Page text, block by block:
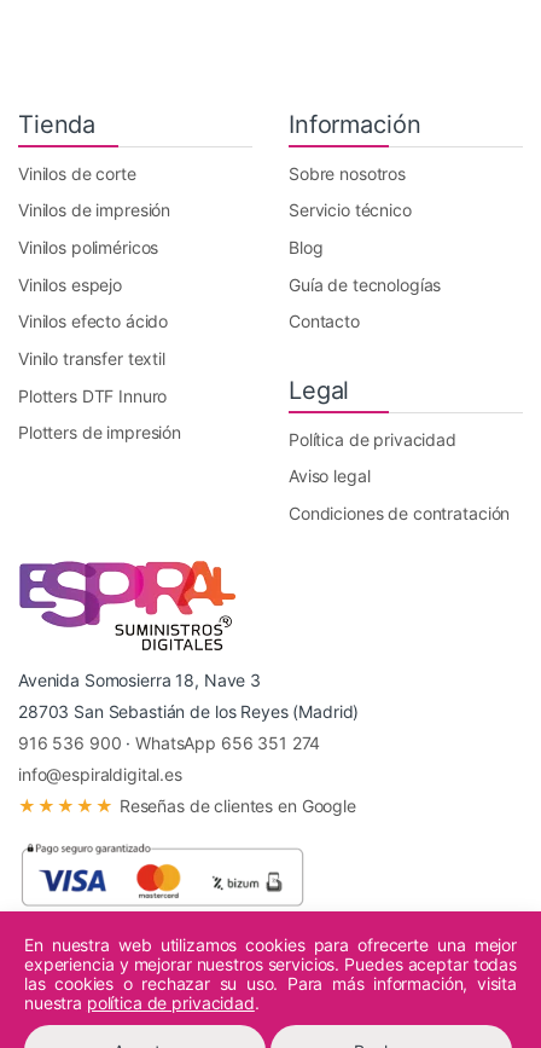
Tienda
Vinilos de corte
Vinilos de impresión
Vinilos poliméricos
Vinilos espejo
Vinilos efecto ácido
Vinilo transfer textil
Plotters DTF Innuro
Plotters de impresión
Información
Sobre nosotros
Servicio técnico
Blog
Guía de tecnologías
Contacto
Legal
Política de privacidad
Aviso legal
Condiciones de contratación
Avenida Somosierra 18, Nave 3
28703 San Sebastián de los Reyes (Madrid)
916 536 900 ·WhatsApp 656 351 274
info@espiraldigital.es
★★★★★ Reseñas de clientes en Google
© 2026 Espiral Digital - Todos los derechos reservados.
En nuestra web utilizamos cookies para ofrecerte una mejor
experiencia y mejorar nuestros servicios. Puedes aceptar todas
las cookies o rechazar su uso. Para más información, visita
nuestra política de privacidad.